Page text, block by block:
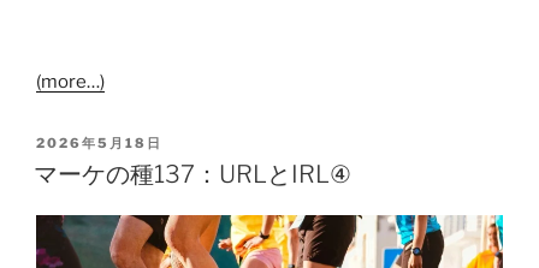
(more…)
2026年5月18日
マーケの種137：URLとIRL④